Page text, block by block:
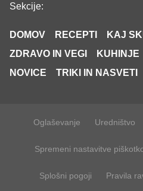
Sekcije:
DOMOV RECEPTI
KAJ
ZDRAVO IN VEGI
KUHINJE
NOVICE
TRIKI IN NASVETI
Oglaševanje Uredništvo
Spremeni nastavitve
Splošni pogoji Pravila